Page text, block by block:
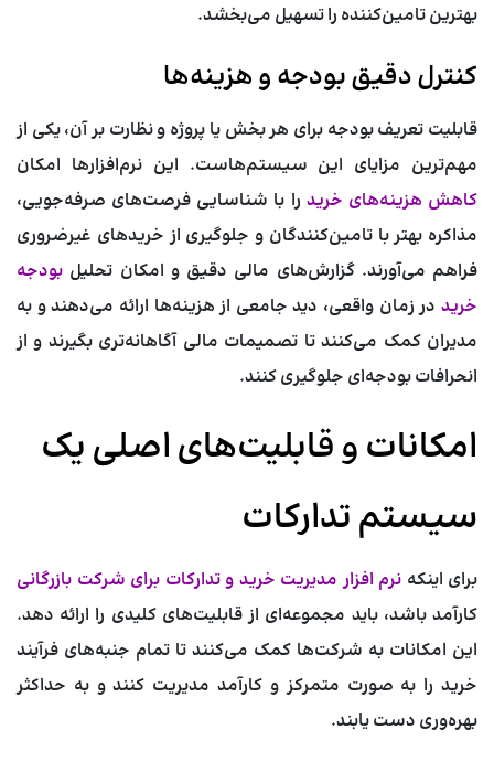
بهترین تامین‌کننده را تسهیل می‌بخشد.
کنترل دقیق بودجه و هزینه‌ها
قابلیت تعریف بودجه برای هر بخش یا پروژه و نظارت بر آن، یکی از
مهم‌ترین مزایای این سیستم‌هاست. این نرم‌افزارها امکان
کاهش هزینه‌های خرید را با شناسایی فرصت‌های صرفه‌جویی،
مذاکره بهتر با تامین‌کنندگان و جلوگیری از خریدهای غیرضروری
فراهم می‌آورند. گزارش‌های مالی دقیق و امکان تحلیل بودجه
خرید در زمان واقعی، دید جامعی از هزینه‌ها ارائه می‌دهند و به
مدیران کمک می‌کنند تا تصمیمات مالی آگاهانه‌تری بگیرند و از
انحرافات بودجه‌ای جلوگیری کنند.
امکانات و قابلیت‌های اصلی یک
سیستم تدارکات
برای اینکه نرم افزار مدیریت خرید و تدارکات برای شرکت بازرگانی
کارآمد باشد، باید مجموعه‌ای از قابلیت‌های کلیدی را ارائه دهد.
این امکانات به شرکت‌ها کمک می‌کنند تا تمام جنبه‌های فرآیند
خرید را به صورت متمرکز و کارآمد مدیریت کنند و به حداکثر
بهره‌وری دست یابند.